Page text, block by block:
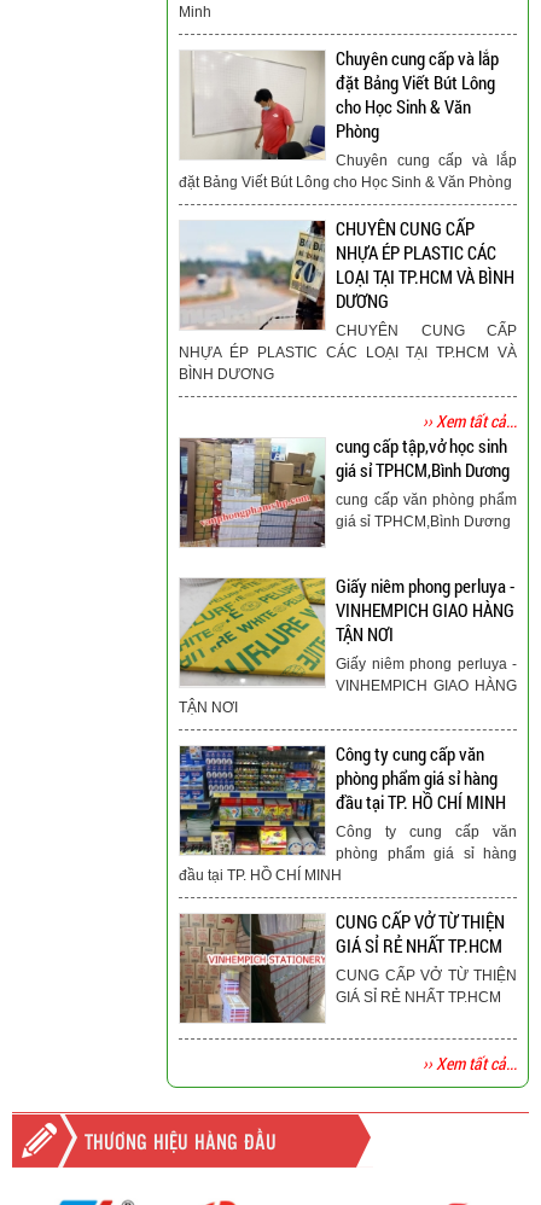
Minh
Chuyên cung cấp và lắp
đặt Bảng Viết Bút Lông
cho Học Sinh & Văn
Phòng
Chuyên cung cấp và lắp
đặt Bảng Viết Bút Lông cho Học Sinh & Văn Phòng
CHUYÊN CUNG CẤP
NHỰA ÉP PLASTIC CÁC
LOẠI TẠI TP.HCM VÀ BÌNH
DƯƠNG
CHUYÊN CUNG CẤP
NHỰA ÉP PLASTIC CÁC LOẠI TẠI TP.HCM VÀ
BÌNH DƯƠNG
›› Xem tất cả...
cung cấp tập,vở học sinh
giá sỉ TPHCM,Bình Dương
cung cấp văn phòng phẩm
giá sỉ TPHCM,Bình Dương
Giấy niêm phong perluya -
VINHEMPICH GIAO HÀNG
TẬN NƠI
Giấy niêm phong perluya -
VINHEMPICH GIAO HÀNG
TẬN NƠI
Công ty cung cấp văn
phòng phẩm giá sỉ hàng
đầu tại TP. HỒ CHÍ MINH
Công ty cung cấp văn
phòng phẩm giá sỉ hàng
đầu tại TP. HỒ CHÍ MINH
CUNG CẤP VỞ TỪ THIỆN
GIÁ SỈ RẺ NHẤT TP.HCM
CUNG CẤP VỞ TỪ THIỆN
GIÁ SỈ RẺ NHẤT TP.HCM
›› Xem tất cả...
THƯƠNG HIỆU HÀNG ĐẦU